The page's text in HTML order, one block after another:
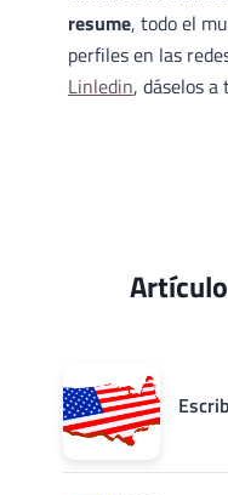
resume, todo el
perfiles en las
Linledin, dáselos